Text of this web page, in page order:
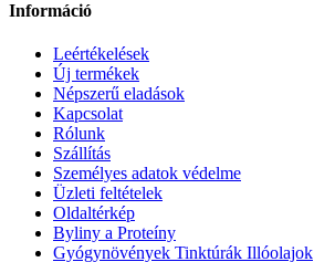
Információ
Leértékelések
Új termékek
Népszerű eladások
Kapcsolat
Rólunk
Szállítás
Személyes adatok védelme
Üzleti feltételek
Oldaltérkép
Byliny a Proteíny
Gyógynövények Tinktúrák Illóolajok